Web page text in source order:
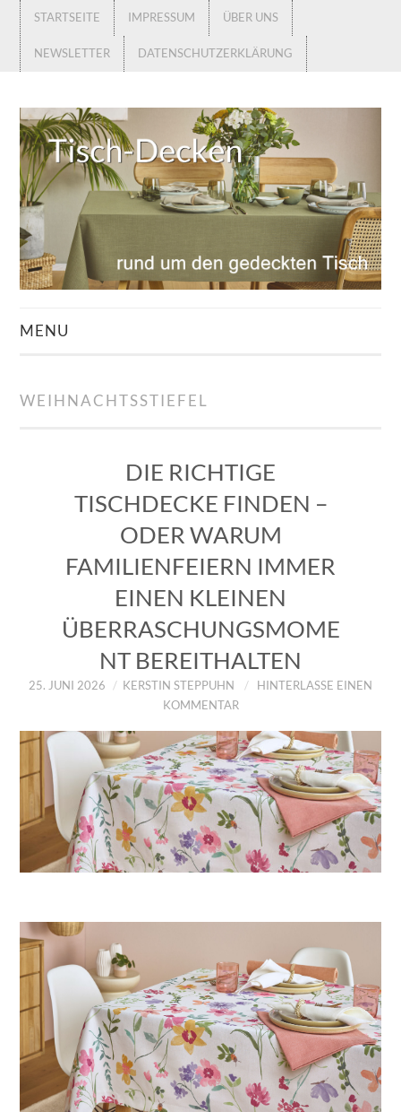
STARTSEITE IMPRESSUM ÜBER UNS
NEWSLETTER DATENSCHUTZERKLÄRUNG
MENU
ZUM SHOP
DATENSCHUTZERKLÄRUNG
WEIHNACHTSSTIEFEL
DIE RICHTIGE
TISCHDECKE FINDEN –
ODER WARUM
FAMILIENFEIERN IMMER
EINEN KLEINEN
ÜBERRASCHUNGSMOME
NT BEREITHALTEN
25. JUNI 2026 KERSTIN STEPPUHN
HINTERLASSE EINEN
KOMMENTAR